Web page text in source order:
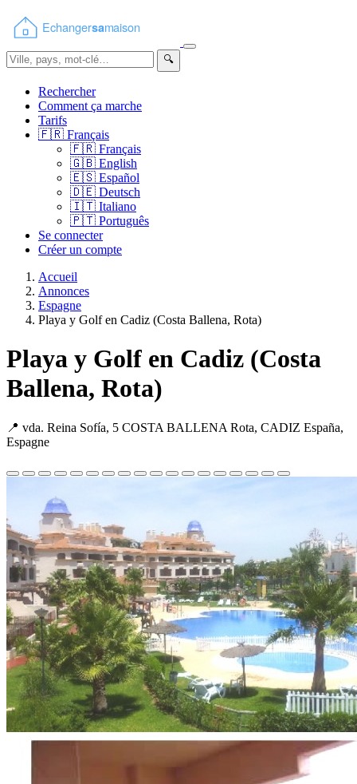
🔍
Rechercher
Comment ça marche
Tarifs
🇫🇷 Français
🇫🇷 Français
🇬🇧 English
🇪🇸 Español
🇩🇪 Deutsch
🇮🇹 Italiano
🇵🇹 Português
Se connecter
Créer un compte
Accueil
Annonces
Espagne
Playa y Golf en Cadiz (Costa Ballena, Rota)
Playa y Golf en Cadiz (Costa
Ballena, Rota)
📍 vda. Reina Sofía, 5 COSTA BALLENA Rota, CADIZ España,
Espagne